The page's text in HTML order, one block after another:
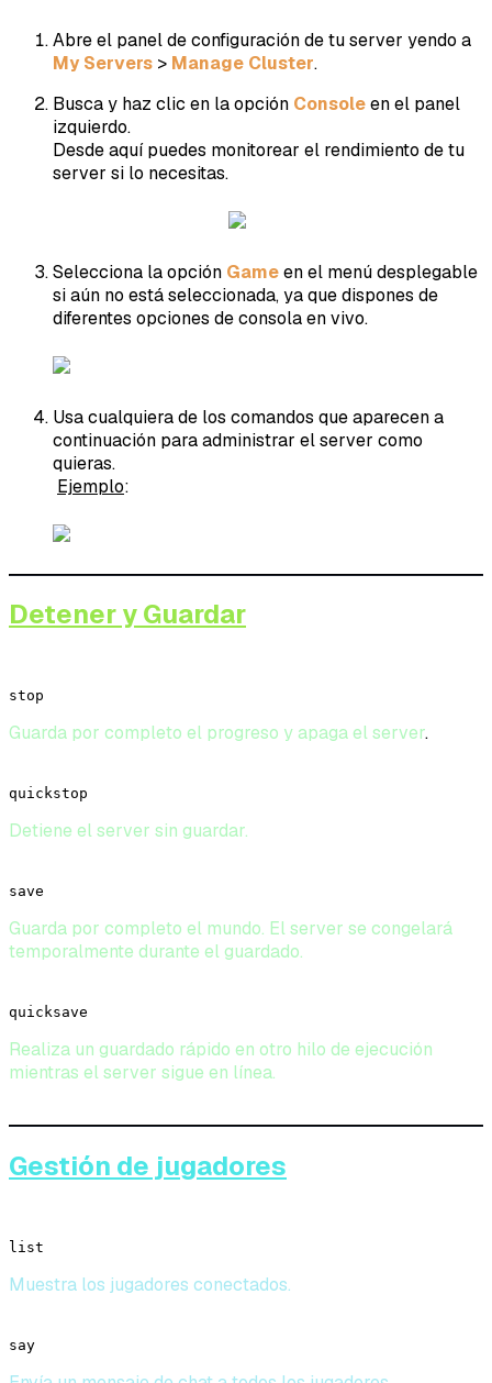
Abre el panel de configuración de tu server yendo a
My Servers > Manage Cluster.
Busca y haz clic en la opción Consoleen el panel
izquierdo.
Desde aquí puedes monitorear el rendimiento de tu
server si lo necesitas.
Selecciona la opción Gameen el menú desplegable
si aún no está seleccionada, ya que dispones de
diferentes opciones de consola en vivo.
Usa cualquiera de los comandos que aparecen a
continuación para administrar el server como
quieras.
Ejemplo:
Detener y Guardar
stop
Guarda por completo el progreso y apaga el server.
quickstop
Detiene el server sin guardar.
save
Guarda por completo el mundo. El server se congelará
temporalmente durante el guardado.
quicksave
Realiza un guardado rápido en otro hilo de ejecución
mientras el server sigue en línea.
Gestión de jugadores
list
Muestra los jugadores conectados.
say